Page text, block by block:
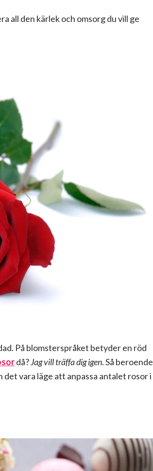
all den kärlek och omsorg du vill ge
På blomsterspråket betyder en röd
då?Jag vill träffa dig igen. Så beroende
vara läge att anpassa antalet rosor i